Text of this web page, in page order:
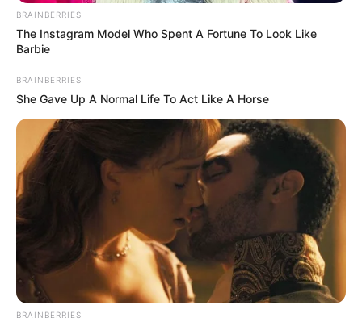
BRAINBERRIES
The Instagram Model Who Spent A Fortune To Look Like
Barbie
BRAINBERRIES
She Gave Up A Normal Life To Act Like A Horse
BRAINBERRIES